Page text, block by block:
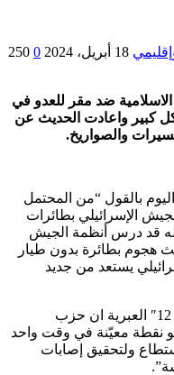
18 أبريل، 2024 0
250
الاسلامية ضد مقر للعدو في
كبير واعادت الحديث عن
والصواريخ.
بالقول “من المحتمل
الإسرائيلي بطائرات
قد درس أنظمة الجيش
هجوم بطائرة بدون طيار
يستعد من جديد
ورأى معلق الشؤون العربية في “القناة 12″ العبرية ان حزب
نقطة معيّنة في وقت واحد
ولتحقيق إصابات